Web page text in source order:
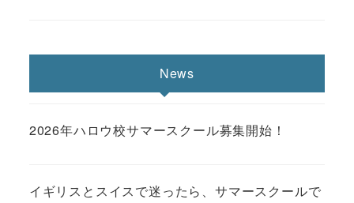
News
2026年ハロウ校サマースクール募集開始！
イギリスとスイスで迷ったら、サマースクールで